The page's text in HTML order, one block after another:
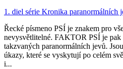
1. diel série Kronika paranormálních
Řecké písmeno PSÍ je znakem pro
nevysvětlitelné. FAKTOR PSÍ je pak
takzvaných paranormálních jevů.
úkazy, které se vyskytují po celém
i...